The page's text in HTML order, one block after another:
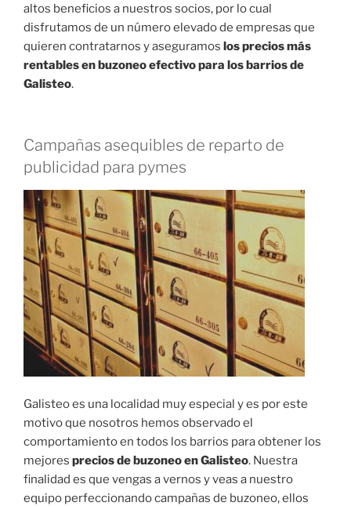
altos beneficios a nuestros socios, por lo cual
disfrutamos de un número elevado de empresas que
quieren contratarnos y aseguramos los precios más
rentables en buzoneo efectivo para los barrios de
Galisteo.
Campañas asequibles de reparto de
publicidad para pymes
Galisteo es una localidad muy especial y es por este
motivo que nosotros hemos observado el
comportamiento en todos los barrios para obtener los
mejores precios de buzoneo en Galisteo. Nuestra
finalidad es que vengas a vernos y veas a nuestro
equipo perfeccionando campañas de buzoneo, ellos